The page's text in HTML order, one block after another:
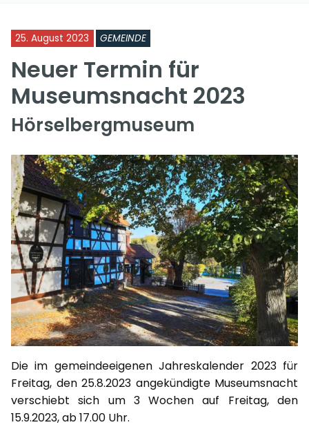
25. August 2023 GEMEINDE
Neuer Termin für
Museumsnacht 2023
Hörselbergmuseum
Die im gemeindeeigenen Jahreskalender 2023 für
Freitag, den 25.8.2023 angekündigte Museumsnacht
verschiebt sich um 3 Wochen auf Freitag, den
15.9.2023, ab 17.00 Uhr.